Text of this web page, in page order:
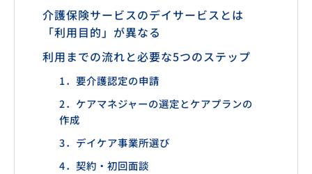
介護保険サービスのデイサービスとは
「利用目的」が異なる
利用までの流れと必要な5つのステップ
1．要介護認定の申請
2．ケアマネジャーの選定とケアプランの
作成
3．デイケア事業所選び
4．契約・初回面談